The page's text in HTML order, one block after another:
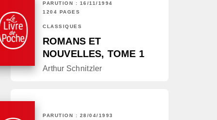
PARUTION : 16/11/1994
1204 PAGES
CLASSIQUES
ROMANS ET
NOUVELLES, TOME 1
Arthur Schnitzler
PARUTION : 28/04/1993